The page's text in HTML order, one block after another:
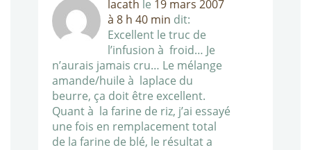
lacath le 19 mars 2007
à 8 h 40 min dit:
Excellent le truc de
l’infusion à froid… Je
n’aurais jamais cru… Le mélange
amande/huile à laplace du
beurre, ça doit être excellent.
Quant à la farine de riz, j’ai essayé
une fois en remplacement total
de la farine de blé, le résultat a